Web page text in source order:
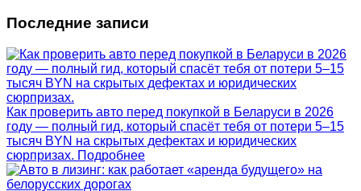
Последние записи
Как проверить авто перед покупкой в Беларуси в 2026
году — полный гид, который спасёт тебя от потери 5–15
тысяч BYN на скрытых дефектах и юридических
сюрпризах. Подробнее